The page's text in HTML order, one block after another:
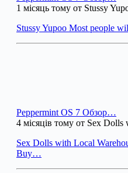
1 місяць тому от Stussy
Stussy Yupoo Most people
Peppermint OS 7 Обзор…
4 місяців тому от Sex
Sex Dolls with Local
Buy…